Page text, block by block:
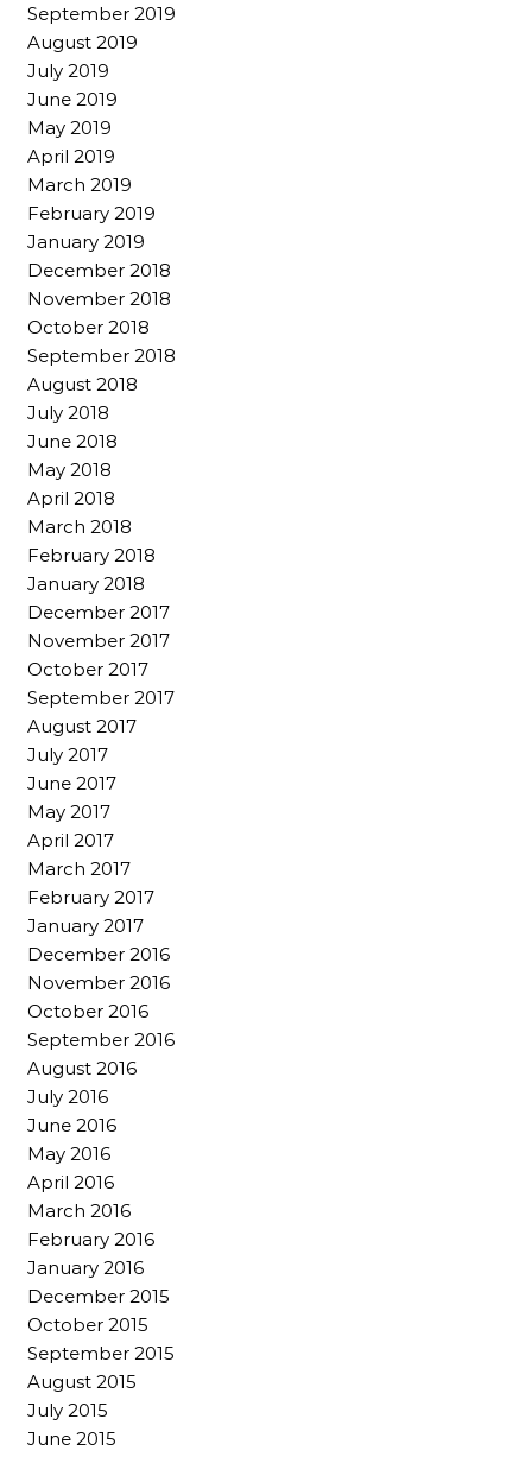
September 2019
August 2019
July 2019
June 2019
May 2019
April 2019
March 2019
February 2019
January 2019
December 2018
November 2018
October 2018
September 2018
August 2018
July 2018
June 2018
May 2018
April 2018
March 2018
February 2018
January 2018
December 2017
November 2017
October 2017
September 2017
August 2017
July 2017
June 2017
May 2017
April 2017
March 2017
February 2017
January 2017
December 2016
November 2016
October 2016
September 2016
August 2016
July 2016
June 2016
May 2016
April 2016
March 2016
February 2016
January 2016
December 2015
October 2015
September 2015
August 2015
July 2015
June 2015